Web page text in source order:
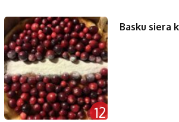
12
Basku siera